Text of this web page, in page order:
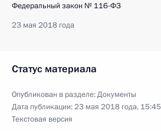
Федеральный закон № 116-ФЗ
23 мая 2018 года
Статус материала
Опубликован в разделе:Документы
Дата публикации:23 мая 2018 года, 15:45
Текстовая версия